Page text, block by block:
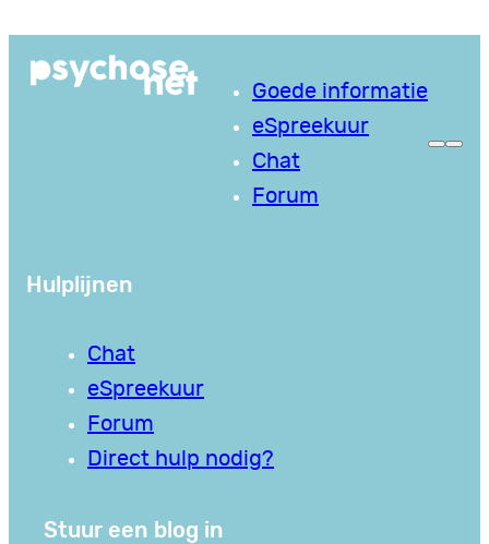
naar
Goede informatie
eSpreekuur
Chat
Forum
Hulplijnen
Chat
eSpreekuur
Forum
Direct hulp nodig?
Stuur een blog in